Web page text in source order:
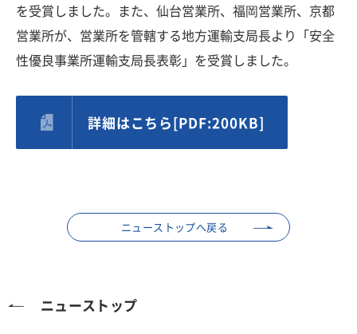
を受賞しました。また、仙台営業所、福岡営業所、京都
営業所が、営業所を管轄する地方運輸支局長より「安全
性優良事業所運輸支局長表彰」を受賞しました。
詳細はこちら[PDF:200KB]
ニューストップへ戻る
ニューストップ